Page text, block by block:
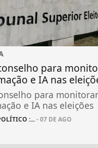
para
e IA nas
para monitorar
e IA nas eleições
:...- 07 DE AGO